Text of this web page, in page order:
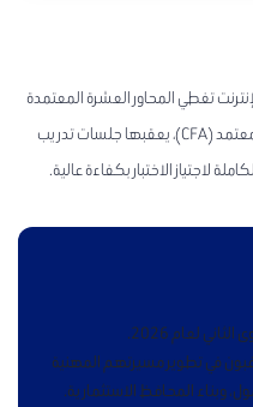
تغطي المحاور العشرة المعتمدة
في المنهج الرسمي لشهادة المحلل المالي المعتمد (CFA)، يعقبها جلسات تدريب
لاجتياز الاختبار بكفاءة عالية.
في تطوير مسيرتهم المهنية
وبناء المحافظ الاستثمارية.